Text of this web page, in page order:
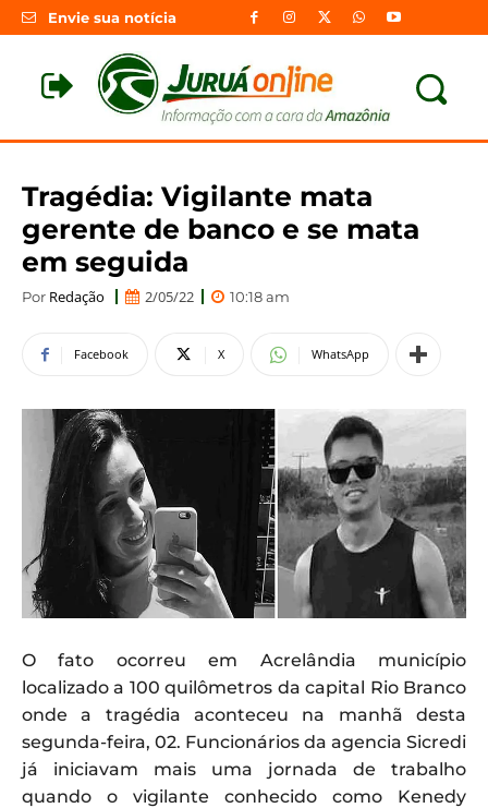
Envie sua notícia
Tragédia: Vigilante mata
gerente de banco e se mata
em seguida
Por Redação 2/05/22 10:18 am
Facebook X WhatsApp
O fato ocorreu em Acrelândia município
localizado a 100 quilômetros da capital Rio Branco
onde a tragédia aconteceu na manhã desta
segunda-feira, 02. Funcionários da agencia Sicredi
já iniciavam mais uma jornada de trabalho
quando o vigilante conhecido como Kenedy